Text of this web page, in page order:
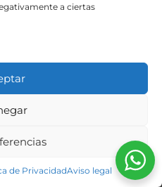
a ciertas
de PrivacidadAviso legal